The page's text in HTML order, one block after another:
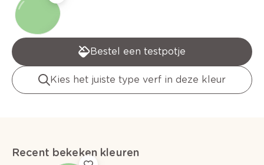
Bestel een testpotje
Kies het juiste type verf in deze kleur
Recent bekeken kleuren